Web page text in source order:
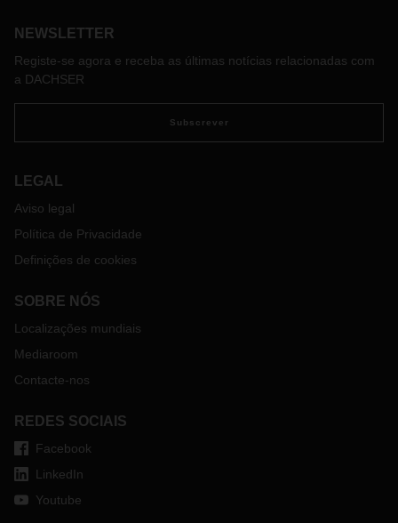
fraudes tentam obter informações dos clientes através de
da DACHSER.
NEWSLETTER
Registe-se agora e receba as últimas notícias relacionadas com
a DACHSER
Subscrever
LEGAL
Aviso legal
Política de Privacidade
Definições de cookies
SOBRE NÓS
Localizações mundiais
Mediaroom
Contacte-nos
REDES SOCIAIS
Facebook
LinkedIn
Youtube